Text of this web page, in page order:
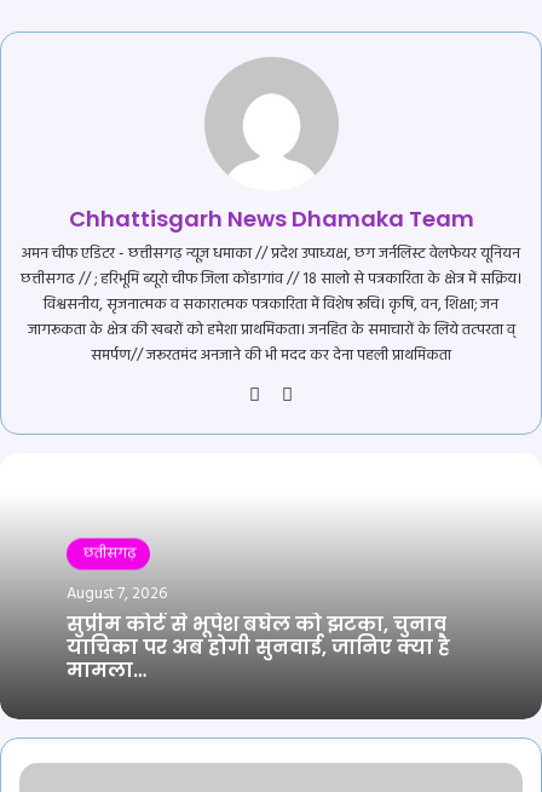
Chhattisgarh News Dhamaka Team
अमन चीफ एडिटर - छत्तीसगढ़ न्यूज़ धमाका // प्रदेश उपाध्यक्ष, छग जर्नलिस्ट वेलफेयर यूनियन
छत्तीसगढ // ; हरिभूमि ब्यूरो चीफ जिला कोंडागांव // 18 सालो से पत्रकारिता के क्षेत्र में सक्रिय।
विश्वसनीय, सृजनात्मक व सकारात्मक पत्रकारिता में विशेष रूचि। कृषि, वन, शिक्षा; जन
जागरूकता के क्षेत्र की खबरों को हमेशा प्राथमिकता। जनहित के समाचारों के लिये तत्परता व्
समर्पण// जरूरतमंद अनजाने की भी मदद कर देना पहली प्राथमिकता
Website
छतीसगढ़
August 7, 2026
सुप्रीम कोर्ट से भूपेश बघेल को झटका, चुनाव
याचिका पर अब होगी सुनवाई, जानिए क्या है
मामला…
रात